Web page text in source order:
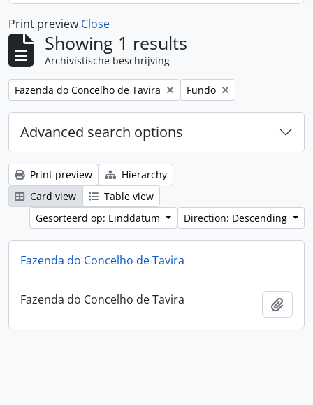
Print preview Close
Showing 1 results
Archivistische beschrijving
Remove filter:
Fazenda do Concelho de Tavira Remove filter:
Fundo
Advanced search options
Print preview
Hierarchy
Card view
Table view
Gesorteerd op: Einddatum
Direction: Descending
Fazenda do Concelho de Tavira
Fazenda do Concelho de Tavira